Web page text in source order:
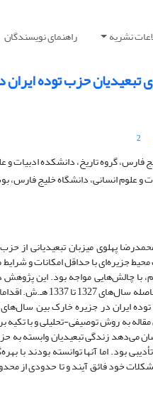
نشریه راهنمای نویسندگان
حزب توده ایران در جزیره
2
گروه تاریخ، دانشکده ادبیات و
و علوم انسانی، دانشگاه خلیج فارس،
پهلوی میزبان تبعیدیانی از
جزیره‌ای با حداقل امکانات و
با چالش‌هایی مواجه بود. این
طبیعی - امنیتی
به روش توصیفی-تحلیلی و با تکیه
زندگی تبعیدیان وابسته به
بود. اما آنها توانسته بودند با
خود فائق آیند و تا حدودی از